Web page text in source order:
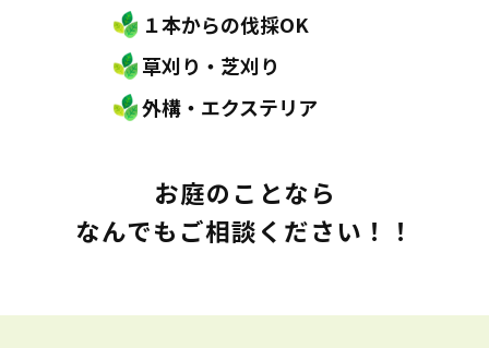
１本からの伐採OK
草刈り・芝刈り
外構・エクステリア
お庭のことなら
なんでもご相談ください！！